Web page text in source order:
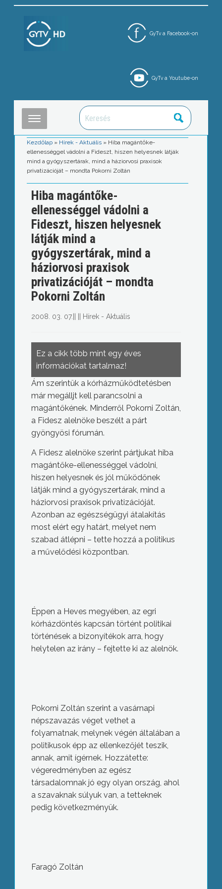
GyTv a Facebook-on
GyTv a Youtube-on
Kezdőlap » Hírek - Aktuális » Hiba magántőke-
ellenességgel vádolni a Fideszt, hiszen helyesnek látják
mind a gyógyszertárak, mind a háziorvosi praxisok
privatizációját – mondta Pokorni Zoltán
Hiba magántőke-
ellenességgel vádolni a
Fideszt, hiszen helyesnek
látják mind a
gyógyszertárak, mind a
háziorvosi praxisok
privatizációját – mondta
Pokorni Zoltán
2008. 03. 07. Hírek - Aktuális
Ez a cikk több mint egy éves
információkat tartalmaz!
Ám szerintük a kórházműködtetésben
már megálljt kell parancsolni a
magántőkének. Minderről Pokorni Zoltán,
a Fidesz alelnöke beszélt a párt
gyöngyösi fórumán.
A Fidesz alelnöke szerint pártjukat hiba
magántőke-ellenességgel vádolni,
hiszen helyesnek és jól működőnek
látják mind a gyógyszertárak, mind a
háziorvosi praxisok privatizációját.
Azonban az egészségügyi átalakítás
most elért egy határt, melyet nem
szabad átlépni – tette hozzá a politikus
a művelődési központban.
Éppen a Heves megyében, az egri
kórházdöntés kapcsán történt politikai
történések a bizonyítékok arra, hogy
helytelen az irány – fejtette ki az alelnök.
Pokorni Zoltán szerint a vasárnapi
népszavazás véget vethet a
folyamatnak, melynek végén általában a
politikusok épp az ellenkezőjét teszik,
annak, amit ígérnek. Hozzátette:
végeredményben az egész
társadalomnak jó egy olyan ország, ahol
a szavaknak súlyuk van, a tetteknek
pedig következményük.
Faragó Zoltán